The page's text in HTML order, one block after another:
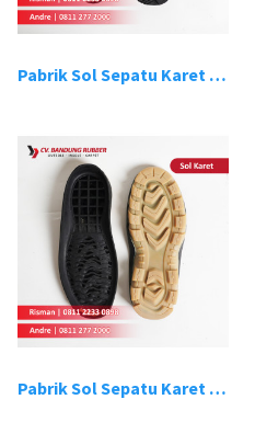
Pabrik Sol Sepatu Karet Bandung 15
Pabrik Sol Sepatu Karet Bandung 17